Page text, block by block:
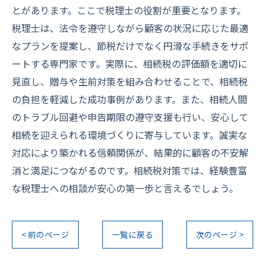
とがあります。ここで税理士の役割が重要となります。
税理士は、法令を遵守しながら顧客の状況に応じた最適
なプランを提案し、節税だけでなく円滑な手続きをサポ
ートする専門家です。実際に、相続税の評価額を適切に
見直し、贈与や生前対策を組み合わせることで、相続税
の負担を軽減した成功事例があります。また、相続人間
のトラブル回避や申告期限の遵守支援も行い、安心して
相続を迎えられる環境づくりに寄与しています。誠実な
対応により築かれる信頼関係が、結果的に顧客の不安解
消と満足につながるのです。相続税対策では、経験豊富
な税理士への相談が安心の第一歩と言えるでしょう。
< 前のページ 一覧に戻る 次のページ >